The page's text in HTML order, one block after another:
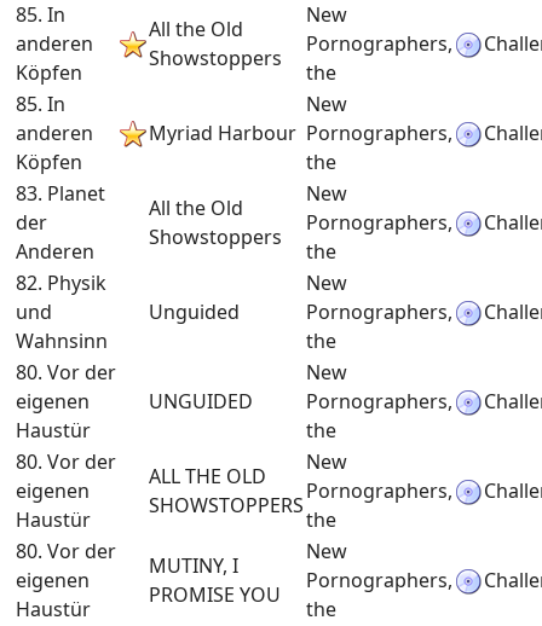
85. In
anderen
Köpfen
All the Old
Showstoppers
New
Pornographers,
the
85. In
anderen
Köpfen
Myriad Harbour
New
Pornographers,
the
83. Planet
der
Anderen
All the Old
Showstoppers
New
Pornographers,
the
82. Physik
und
Wahnsinn
Unguided
New
Pornographers,
the
80. Vor der
eigenen
Haustür
UNGUIDED
New
Pornographers,
the
80. Vor der
eigenen
Haustür
ALL THE OLD
SHOWSTOPPERS
New
Pornographers,
the
80. Vor der
eigenen
Haustür
MUTINY, I
PROMISE YOU
New
Pornographers,
the